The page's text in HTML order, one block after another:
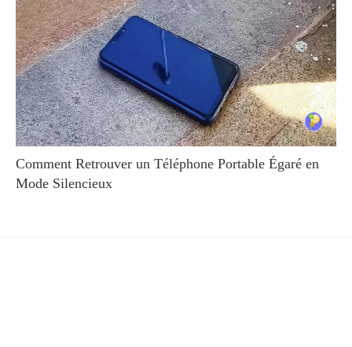
Comment Retrouver un Téléphone Portable Égaré en
Mode Silencieux